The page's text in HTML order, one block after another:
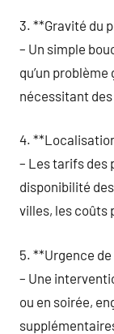
3. **Gravité du
– Un simple
qu’un
nécessitant
4.
– Les tarifs des
disponibilité
villes, les coûts
5. **Urgence
– Une
ou en soirée,